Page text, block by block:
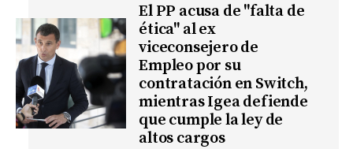
El PP acusa de "falta de
ética" al ex
viceconsejero de
Empleo por su
contratación en Switch,
mientras Igea defiende
que cumple la ley de
altos cargos